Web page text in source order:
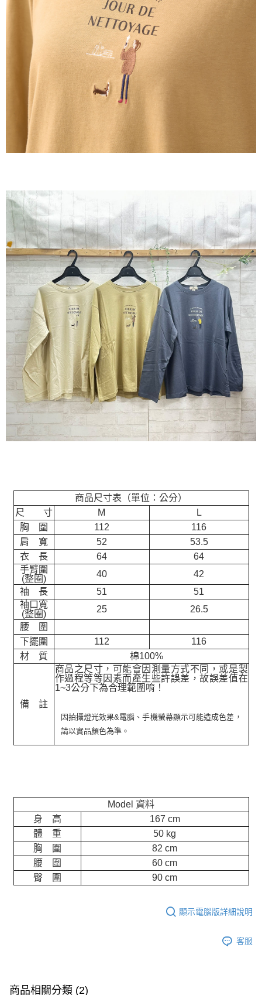
商品尺寸表（單位：公分）
尺 寸
M
L
胸 圍
112
116
肩 寬
52
53.5
衣 長
64
64
手臂圍
(整圈)
40
42
袖 長
51
51
袖口寬
(整圈)
25
26.5
腰 圍
下擺圍
112
116
材 質
棉100%
備 註
商品之尺寸，可能會因測量方式不同，或是製
作過程等等因素而產生些許誤差，故誤差值在
1~3公分下為合理範圍唷！
因拍攝燈光效果&電腦、手機螢幕顯示可能造成色差，
請以實品顏色為準。
Model 資料
身 高
167 cm
體 重
50 kg
胸 圍
82 cm
腰 圍
60 cm
臀 圍
90 cm
顯示電腦版詳細說明
客服
商品相關分類 (2)